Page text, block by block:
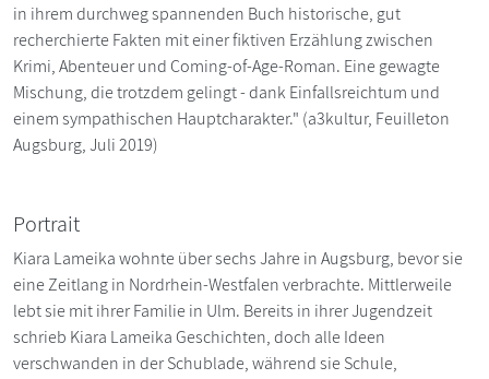
in ihrem durchweg spannenden Buch historische, gut
recherchierte Fakten mit einer fiktiven Erzählung zwischen
Krimi, Abenteuer und Coming-of-Age-Roman. Eine gewagte
Mischung, die trotzdem gelingt - dank Einfallsreichtum und
einem sympathischen Hauptcharakter." (a3kultur, Feuilleton
Augsburg, Juli 2019)
Portrait
Kiara Lameika wohnte über sechs Jahre in Augsburg, bevor sie
eine Zeitlang in Nordrhein-Westfalen verbrachte. Mittlerweile
lebt sie mit ihrer Familie in Ulm. Bereits in ihrer Jugendzeit
schrieb Kiara Lameika Geschichten, doch alle Ideen
verschwanden in der Schublade, während sie Schule,